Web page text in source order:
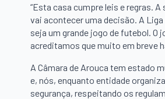
“Esta casa cumpre leis e regras.
vai acontecer uma decisão. A
seja um grande jogo de futebol.
acreditamos que muito em breve
A Câmara de Arouca tem estado
e, nós, enquanto entidade
segurança, respeitando os